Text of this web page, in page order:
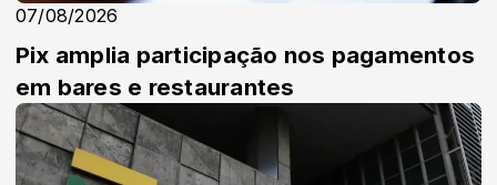
07/08/2026
Pix amplia participação nos pagamentos
em bares e restaurantes